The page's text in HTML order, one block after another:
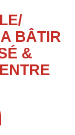
BÂTIR
&